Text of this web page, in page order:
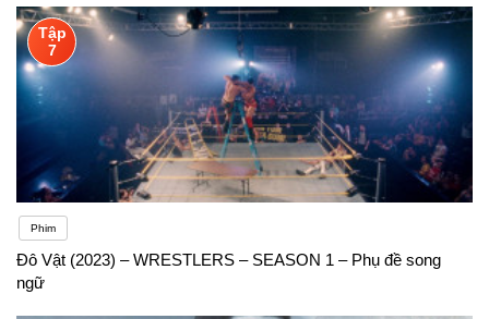
Tập
7
Phim
Đô Vật (2023) – WRESTLERS – SEASON 1 – Phụ đề song
ngữ